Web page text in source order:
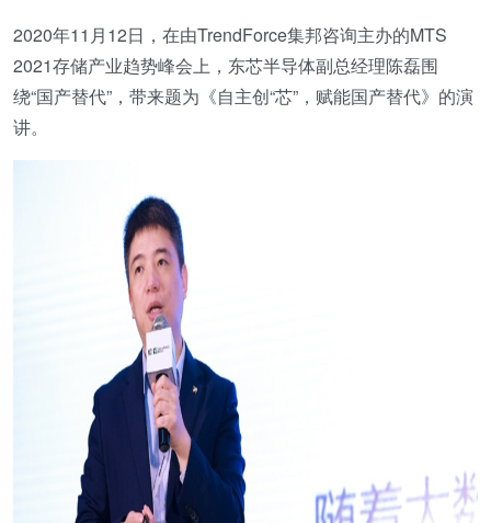
2020年11月12日，在由TrendForce集邦咨询主办的MTS
2021存储产业趋势峰会上，东芯半导体副总经理陈磊围
绕“国产替代”，带来题为《自主创“芯”，赋能国产替代》的演
讲。